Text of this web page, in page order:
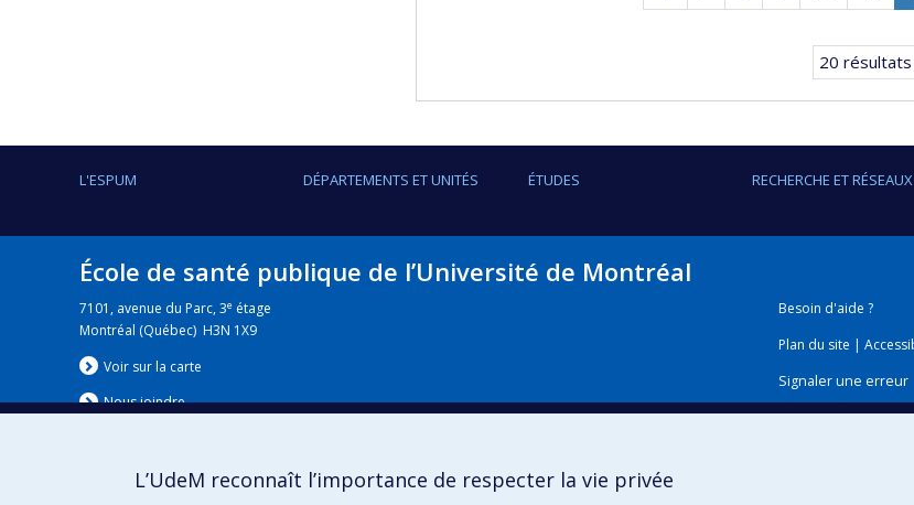
précédente
20
L'ESPUM DÉPARTEMENTS ET UNITÉS ÉTUDES RECHERCHE ET RÉSEAUX
École de santé publique de l’Université de Montréal
7101, avenue du Parc, 3e étage
Montréal (Québec) H3N 1X9
Voir sur la carte
Nous joindre
Besoin d'aide ?
Plan du site |
Signaler une erreur
L’UdeM reconnaît l’importance de respecter la vie privée